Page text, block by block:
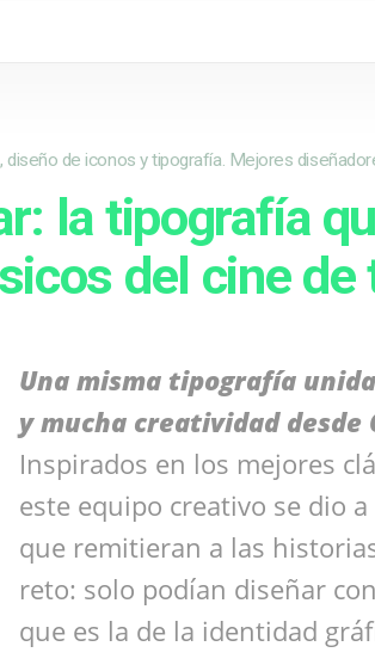
diseño de iconos y tipografía. Mejores
la tipografía
del cine de
Una misma tipografía
y mucha creatividad desde
Inspirados en los mejores
este equipo creativo se dio
que remitieran a las
reto: solo podían diseñar
que es la de la identidad